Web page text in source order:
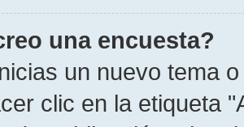
una encuesta?
un nuevo tema
clic en la etiqueta